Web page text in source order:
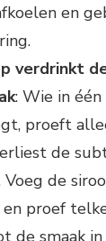
en
verdrinkt
: Wie in
proeft
de
de
proef
de smaak in